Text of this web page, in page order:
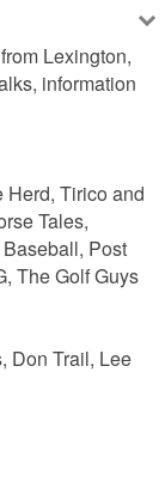
Lexington,
information
Herd, Tirico and
Tales,
Post
The Golf Guys
Don Trail, Lee